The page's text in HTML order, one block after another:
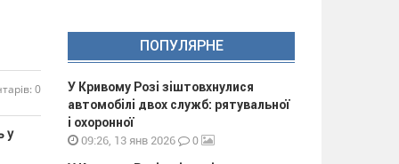
0
у
ПОПУЛЯРНЕ
У Кривому Розі зіштовхнулися
автомобілі двох служб: рятувальної
і охоронної
09:26, 13 янв 2026 0